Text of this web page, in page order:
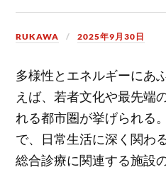
RUKAWA 2025年9月30日
多様性とエネルギーにあ
えば、若者文化や最先端
れる都市圏が挙げられる。
で、日常生活に深く関わ
総合診療に関連する施設